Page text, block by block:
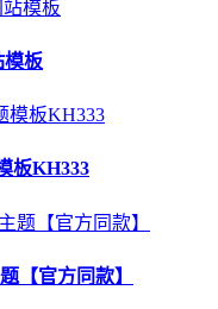
模板
板KH333
【官方同款】